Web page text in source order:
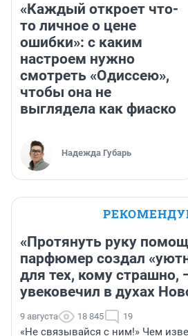
«Каждый откроет что-
то личное о цене
ошибки»: с каким
настроем нужно
смотреть «Одиссею»,
чтобы она не
выглядела как фиаско
Надежда Губарь
«Протянуть руку
парфюмер создал
для тех, кому страшно,
увековечил в духах
9 августа 18 845 19
«Не связывайся с ним!» Чем